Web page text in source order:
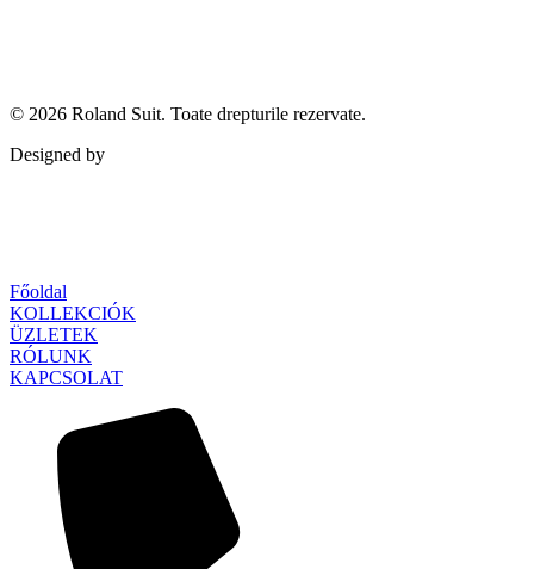
© 2026 Roland Suit. Toate drepturile rezervate.
Designed by
Főoldal
KOLLEKCIÓK
ÜZLETEK
RÓLUNK
KAPCSOLAT